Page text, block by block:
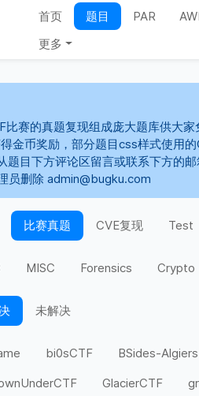
首页 题目 PAR
更多
比赛的真题复现组成庞大题库供大
金币奖励，部分题目css样式使用
题目下方评论区留言或联系下方的
员删除 admin@bugku.com
比赛真题 CVE复现 Test
MISC Forensics Crypto
未解决
bi0sCTF
BSides-Algiers
GlacierCTF